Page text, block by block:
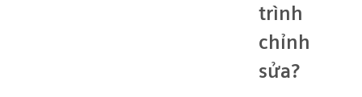
trình
chỉnh
sửa?